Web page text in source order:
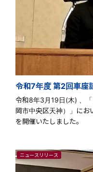
令和7年度 第2回車座
令和8年3月19日(木) 、
岡市中央区天神）」にお
を開催いたしました。
ニュースリリース